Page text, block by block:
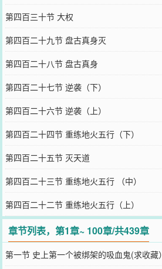
第四百三十节 大权
第四百二十九节 盘古真身灭
第四百二十八节 盘古真身
第四百二十七节 逆袭（下）
第四百二十六节 逆袭（上）
第四百二十四节 重练地火五行（下）
第四百二十五节 灭天道
第四百二十三节 重练地火五行 （中）
第四百二十二节 重练地火五行（上）
章节列表，第1章~ 100章/共439章
第一节 史上第一个被绑架的吸血鬼(求收藏）